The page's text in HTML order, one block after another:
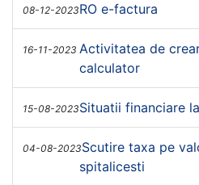
08-12-2023RO e-factura
16-11-2023 Activitatea de
calculator
15-08-2023Situatii financiare
04-08-2023Scutire taxa pe
spitalicesti